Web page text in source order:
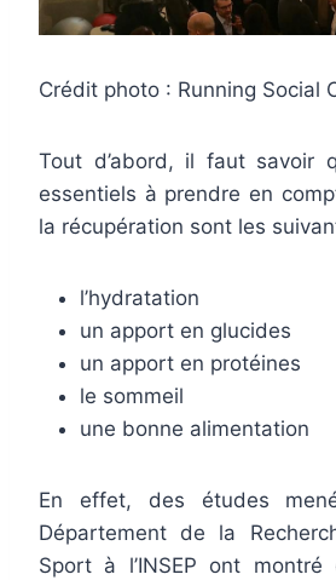
Crédit photo : Running Social
Tout d’abord, il faut savoir
essentiels à prendre en
la récupération sont les
l’hydratation
un apport en glucides
un apport en protéines
le sommeil
une bonne alimentation
En effet, des études
Département de la
Sport à l’INSEP ont montré